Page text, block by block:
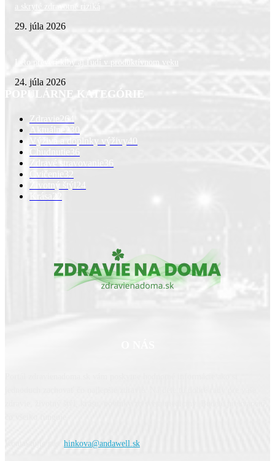
a skryté zdravotné riziká
29. júla 2026
Leto preverí kĺby aj ľudí v produktívnom veku
24. júla 2026
POPULÁRNE KATEGÓRIE
Zdravie 264
Aktuálne
230
Výživa a doplnky výživy 40
Chudnutie 36
Zdravé stravovanie
36
Cvičenie
Životný štýl
24
Krása
hinkova@andawell.sk